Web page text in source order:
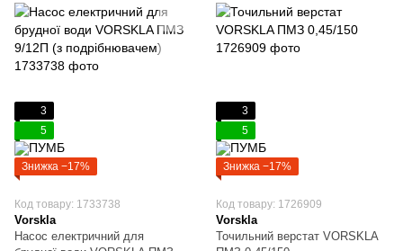
3
5
Знижка −17%
Код товару: 1733738
Vorskla
Насос електричний для
3
5
Знижка −17%
Код товару: 1726909
Vorskla
Точильний верстат VORSKLA